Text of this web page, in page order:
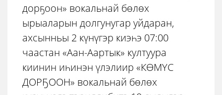
дорҕоон» вокальнай бөлөх
ырыаларын долгунугар уйдаран,
ахсынньы 2 күнүгэр киэһэ 07:00
чаастан «Аан-Аартык» култуура
киинин иһинэн үлэлиир «КӨМҮС
ДОРҔООН» вокальнай бөлөх